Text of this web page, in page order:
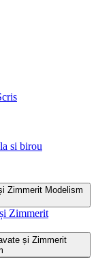
si birou
Zimmerit Modelism
Zimmerit